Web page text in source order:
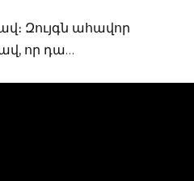
Զույգն ահավոր
որ դա…